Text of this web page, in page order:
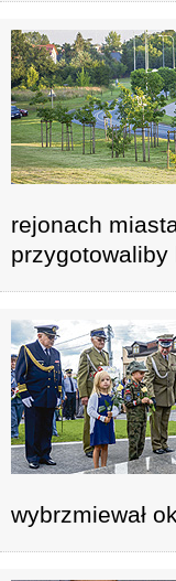
rejonach
wybrzmiewał